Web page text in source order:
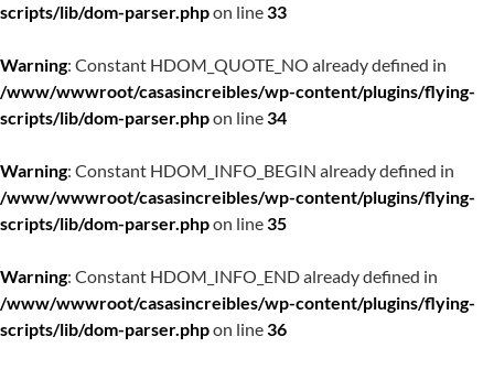
scripts/lib/dom-parser.phpon line33
Warning: Constant HDOM_QUOTE_NO already defined in
/www/wwwroot/casasincreibles/wp-content/plugins/flying-
scripts/lib/dom-parser.phpon line34
Warning: Constant HDOM_INFO_BEGIN already defined in
/www/wwwroot/casasincreibles/wp-content/plugins/flying-
scripts/lib/dom-parser.phpon line35
Warning: Constant HDOM_INFO_END already defined in
/www/wwwroot/casasincreibles/wp-content/plugins/flying-
scripts/lib/dom-parser.phpon line36